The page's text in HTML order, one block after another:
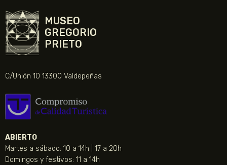
MUSEO
GREGORIO
PRIETO
C/Unión 10 13300 Valdepeñas
ABIERTO
Martes a sábado: 10 a 14h | 17 a 20h
Domingos y festivos: 11 a 14h